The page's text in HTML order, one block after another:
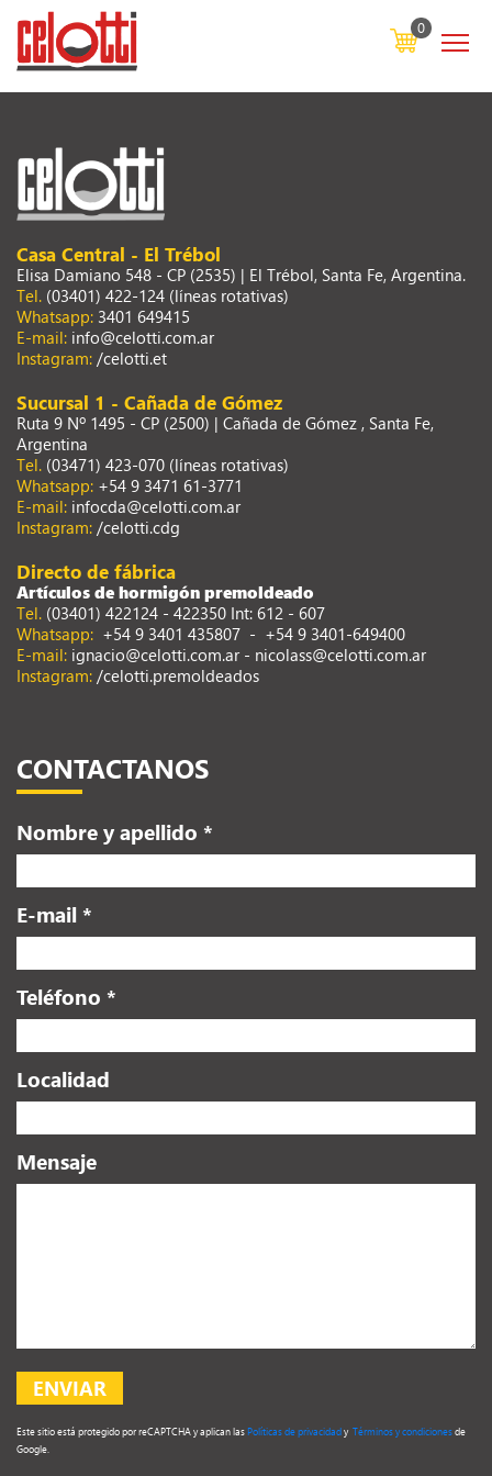
0
Casa Central - El Trébol
Elisa Damiano 548 - CP (2535) | El Trébol, Santa Fe, Argentina.
Tel. (03401) 422-124 (líneas rotativas)
Whatsapp: 3401 649415
E-mail: info@celotti.com.ar
Instagram: /celotti.et
Sucursal 1 - Cañada de Gómez
Ruta 9 Nº 1495 - CP (2500) | Cañada de Gómez , Santa Fe,
Argentina
Tel. (03471) 423-070 (líneas rotativas)
Whatsapp: +54 9 3471 61-3771
E-mail: infocda@celotti.com.ar
Instagram: /celotti.cdg
Directo de fábrica
Artículos de hormigón premoldeado
Tel. (03401) 422124 - 422350 Int: 612 - 607
Whatsapp: +54 9 3401 435807 - +54 9 3401-649400
E-mail: ignacio@celotti.com.ar - nicolass@celotti.com.ar
Instagram: /celotti.premoldeados
CONTACTANOS
Nombre y apellido *
E-mail *
Teléfono *
Localidad
Mensaje
Este sitio está protegido por reCAPTCHA y aplican lasPolíticas de privacidady Términos y condicionesde
Google.